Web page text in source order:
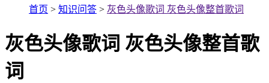
首页 > 知识问答 > 灰色头像歌词 灰色头像整首歌词
灰色头像歌词 灰色头像整首歌
词